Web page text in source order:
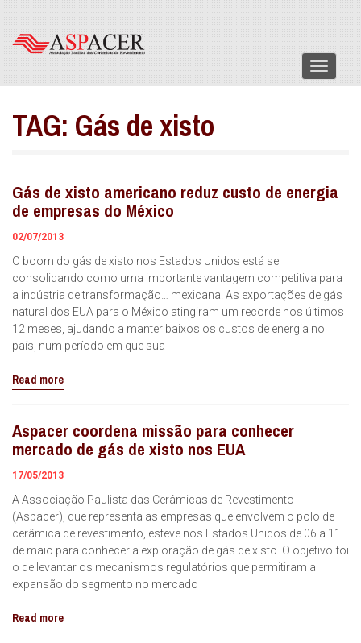
Menu
TAG: Gás de xisto
Gás de xisto americano reduz custo de energia
de empresas do México
02/07/2013
O boom do gás de xisto nos Estados Unidos está se
consolidando como uma importante vantagem competitiva para
a indústria de transformação… mexicana. As exportações de gás
natural dos EUA para o México atingiram um recorde nos últimos
12 meses, ajudando a manter baixos os custos de energia no
país, num período em que sua
Read more
Aspacer coordena missão para conhecer
mercado de gás de xisto nos EUA
17/05/2013
A Associação Paulista das Cerâmicas de Revestimento
(Aspacer), que representa as empresas que envolvem o polo de
cerâmica de revestimento, esteve nos Estados Unidos de 06 a 11
de maio para conhecer a exploração de gás de xisto. O objetivo foi
o de levantar os mecanismos regulatórios que permitiram a
expansão do segmento no mercado
Read more